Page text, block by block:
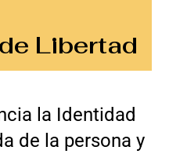
Libertad
la Identidad
de la persona y